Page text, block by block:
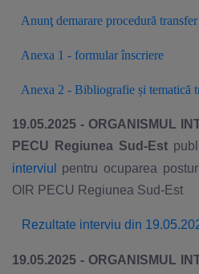
Anunţ demarare procedură transfer
Anexa 1 - formular înscriere
Anexa 2 - Bibliografie și tematică
19.05.2025 - ORGANISMUL
PECU Regiunea Sud-Est
interviul
pentru ocuparea
OIR PECU Regiunea Sud-Est
Rezultate interviu din
19.05.2025 - ORGANISMUL